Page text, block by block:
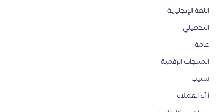
اللغة الإنجليزية
التحصيلي
عامة
المنتجات الرقمية
ستيب
أرآء العملاء